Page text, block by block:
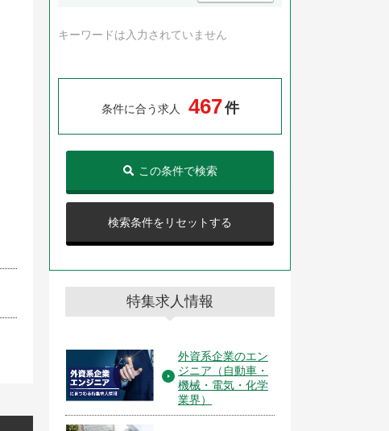
キーワードは入力されていません
条件に合う求人 467件
検索条件をリセットする
この条件で検索
特集求人情報
外資系企業のエン
ジニア（自動車・
機械・電気・化学
業界）